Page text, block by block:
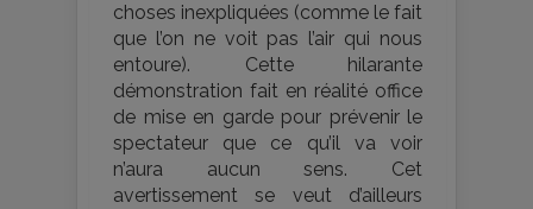
choses inexpliquées (comme le fait
que l’on ne voit pas l’air qui nous
entoure). Cette hilarante
démonstration fait en réalité office
de mise en garde pour prévenir le
spectateur que ce qu’il va voir
n’aura aucun sens. Cet
avertissement se veut d’ailleurs